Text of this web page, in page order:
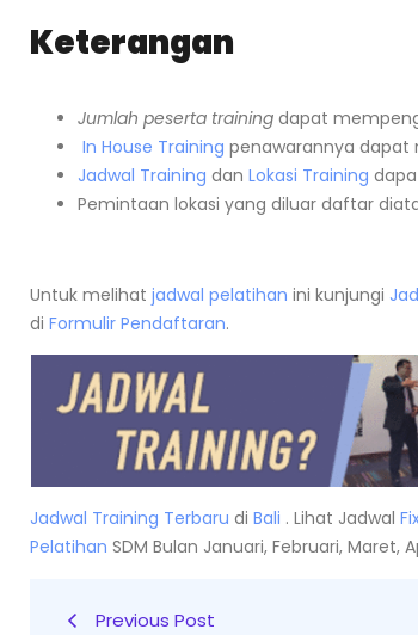
Keterangan
Jumlah peserta training dapat
In House Training penawarannya dapat
Jadwal Training dan Lokasi Training
Pemintaan lokasi yang diluar daftar
Untuk melihat jadwal pelatihan ini kunjungi
di Formulir Pendaftaran.
Jadwal Training Terbaru di Bali . Lihat Jadwal
Pelatihan SDM Bulan Januari, Februari, Maret,
Previous Post